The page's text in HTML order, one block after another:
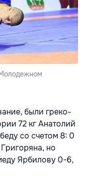
были греко-
72 кг Анатолий
со счетом 8: 0
но
Ярбилову 0-6,